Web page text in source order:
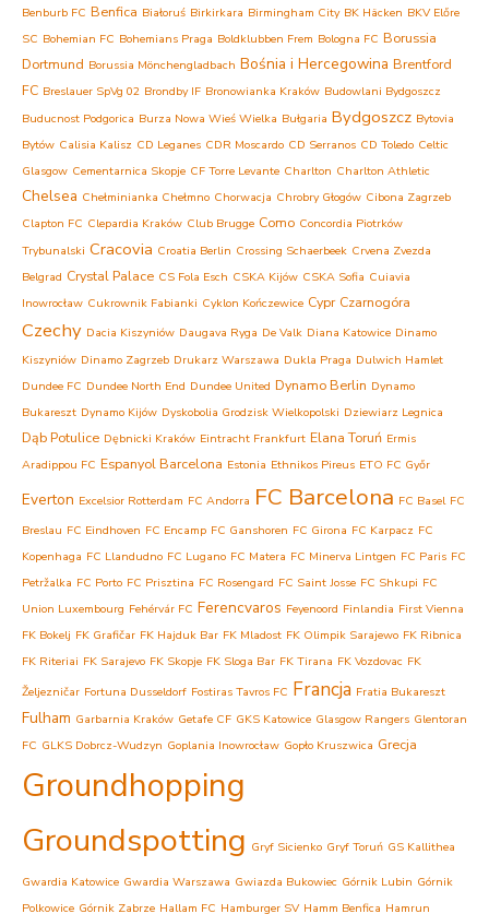
Benburb FC Benfica Białoruś Birkirkara Birmingham City BK Häcken BKV Előre
SC Bohemian FC Bohemians Praga Boldklubben Frem Bologna FC Borussia
Dortmund Borussia Mönchengladbach Bośnia i Hercegowina Brentford
FC Breslauer SpVg 02 Brondby IF Bronowianka Kraków Budowlani Bydgoszcz
Buducnost Podgorica Burza Nowa Wieś Wielka Bułgaria Bydgoszcz Bytovia
Bytów Calisia Kalisz CD Leganes CDR Moscardo CD Serranos CD Toledo Celtic
Glasgow Cementarnica Skopje CF Torre Levante Charlton Charlton Athletic
Chelsea Chełminianka Chełmno Chorwacja Chrobry Głogów Cibona Zagrzeb
Clapton FC Clepardia Kraków Club Brugge Como Concordia Piotrków
Trybunalski Cracovia Croatia Berlin Crossing Schaerbeek Crvena Zvezda
Belgrad Crystal Palace CS Fola Esch CSKA Kijów CSKA Sofia Cuiavia
Inowrocław Cukrownik Fabianki Cyklon Kończewice Cypr Czarnogóra
Czechy Dacia Kiszyniów Daugava Ryga De Valk Diana Katowice Dinamo
Kiszyniów Dinamo Zagrzeb Drukarz Warszawa Dukla Praga Dulwich Hamlet
Dundee FC Dundee North End Dundee United Dynamo Berlin Dynamo
Bukareszt Dynamo Kijów Dyskobolia Grodzisk Wielkopolski Dziewiarz Legnica
Dąb Potulice Dębnicki Kraków Eintracht Frankfurt Elana Toruń Ermis
Aradippou FC Espanyol Barcelona Estonia Ethnikos Pireus ETO FC Győr
Everton Excelsior Rotterdam FC Andorra FC Barcelona FC Basel FC
Breslau FC Eindhoven FC Encamp FC Ganshoren FC Girona FC Karpacz FC
Kopenhaga FC Llandudno FC Lugano FC Matera FC Minerva Lintgen FC Paris FC
Petržalka FC Porto FC Prisztina FC Rosengard FC Saint Josse FC Shkupi FC
Union Luxembourg Fehérvár FC Ferencvaros Feyenoord Finlandia First Vienna
FK Bokelj FK Grafičar FK Hajduk Bar FK Mladost FK Olimpik Sarajewo FK Ribnica
FK Riteriai FK Sarajevo FK Skopje FK Sloga Bar FK Tirana FK Vozdovac FK
Željezničar Fortuna Dusseldorf Fostiras Tavros FC Francja Fratia Bukareszt
Fulham Garbarnia Kraków Getafe CF GKS Katowice Glasgow Rangers Glentoran
FC GLKS Dobrcz-Wudzyn Goplania Inowrocław Gopło Kruszwica Grecja
Groundhopping
Groundspotting Gryf Sicienko Gryf Toruń GS Kallithea
Gwardia Katowice Gwardia Warszawa Gwiazda Bukowiec Górnik Lubin Górnik
Polkowice Górnik Zabrze Hallam FC Hamburger SV Hamm Benfica Hamrun